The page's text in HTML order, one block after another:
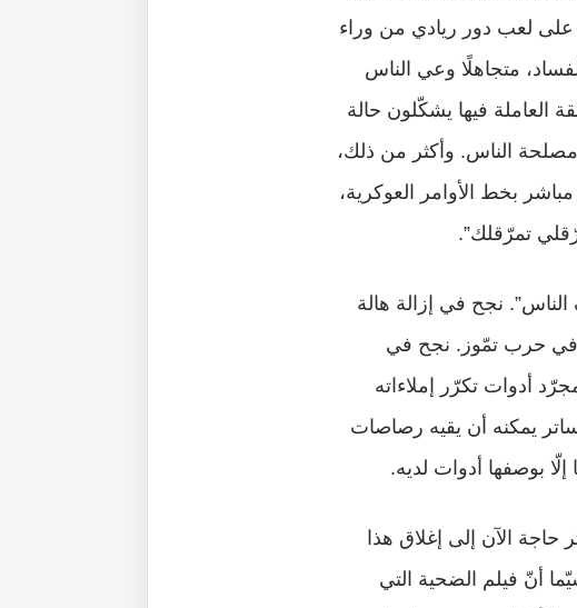
على لعب دور ريادي من وراء
متجاهلًا وعي الناس
العاملة فيها يشكّلون حالة
الناس. وأكثر من ذلك،
بخط الأوامر العوكرية،
تمرّقلك”.
نجح في إزالة هالة
في حرب تمّوز. نجح في
أدوات تكرّر إملاءاته
يمكنه أن يقيه رصاصات
إلّا بوصفها أدوات لديه.
الآن إلى إغلاق هذا
أنّ فيلم الضحية التي